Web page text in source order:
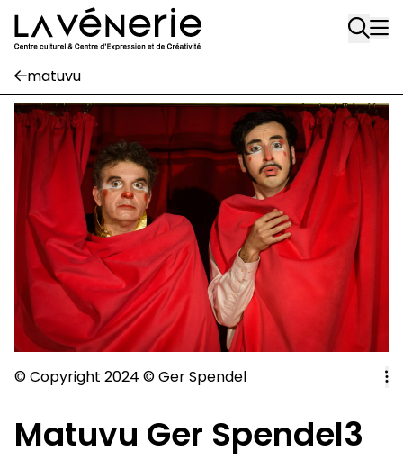
Aller au contenu principal
Rue Gratès, 3
1170 Watermael-Boitsfort
02 663 85 50
Écuries
Place Gilson, 3
1170 Watermael-Boitsfort
02 663 85 50
suivez-nous
Journal Vénerie- version papier
Newsletter
AA
matuvu
© Copyright 2024 ©Ger Spendel
Matuvu Ger Spendel3